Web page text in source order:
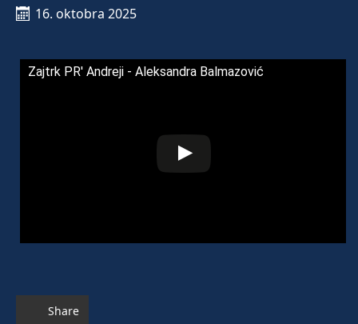
16. oktobra 2025
Zajtrk PR' Andreji - Aleksandra Balmazović
Share